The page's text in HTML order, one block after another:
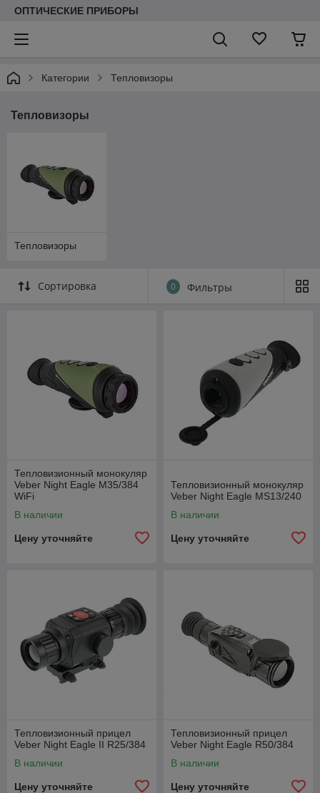
ОПТИЧЕСКИЕ ПРИБОРЫ
Категории Тепловизоры
Тепловизоры
Тепловизоры
Сортировка 0 Фильтры
Тепловизионный монокуляр
Veber Night Eagle M35/384
WiFi
В наличии
Цену уточняйте
Тепловизионный монокуляр
Veber Night Eagle MS13/240
В наличии
Цену уточняйте
Тепловизионный прицел
Veber Night Eagle II R25/384
В наличии
Цену уточняйте
Тепловизионный прицел
Veber Night Eagle R50/384
В наличии
Цену уточняйте